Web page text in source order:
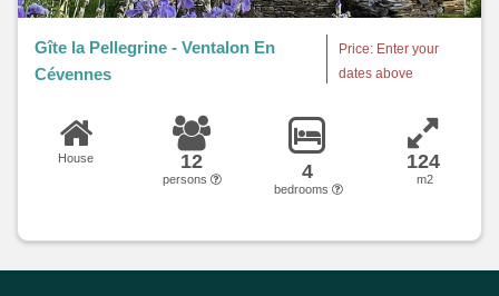
Gîte la Pellegrine - Ventalon En
Cévennes
Price: Enter your
dates above
House 12
persons 4
bedrooms
124
m2